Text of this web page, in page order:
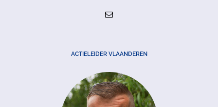
ACTIELEIDER VLAANDEREN